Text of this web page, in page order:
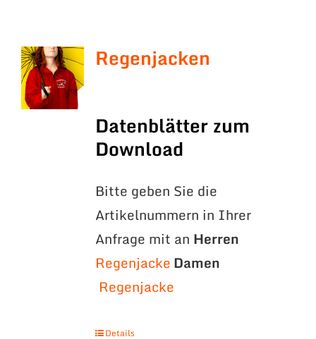
Regenjacken
Datenblätter zum
Download
Bitte geben Sie die
Artikelnummern in Ihrer
Anfrage mit an Herren
RegenjackeDamen
Regenjacke
Details